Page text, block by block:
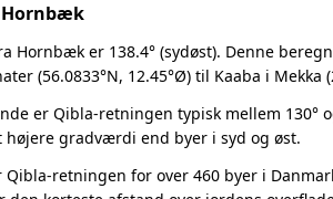
Hornbæk er 138.4° (sydøst). Denne
(56.0833°N, 12.45°Ø) til Kaaba i Mekka
er Qibla-retningen typisk mellem
højere gradværdi end byer i syd og øst.
Qibla-retningen for over 460 byer i